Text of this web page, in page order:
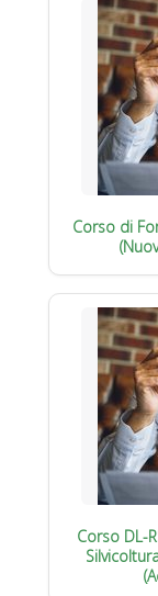
Corso di
Corso DL-